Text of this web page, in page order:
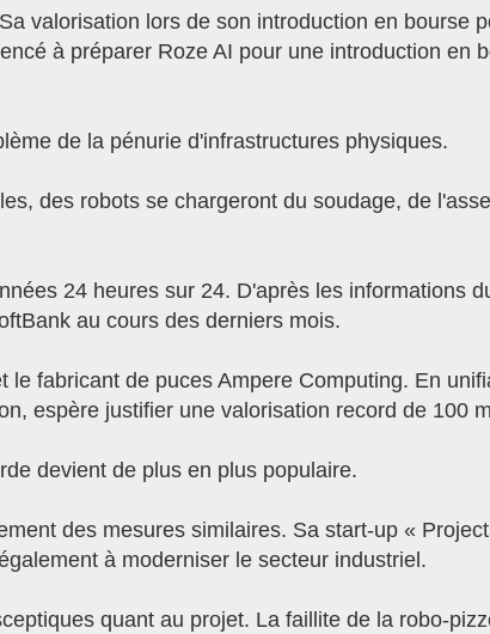
valorisation lors de son introduction en bourse
à préparer Roze AI pour une introduction en
de la pénurie d'infrastructures physiques.
des robots se chargeront du soudage, de
24 heures sur 24. D'après les informations
au cours des derniers mois.
fabricant de puces Ampere Computing. En
espère justifier une valorisation record de 100
devient de plus en plus populaire.
des mesures similaires. Sa start-up «
à moderniser le secteur industriel.
quant au projet. La faillite de la robo-